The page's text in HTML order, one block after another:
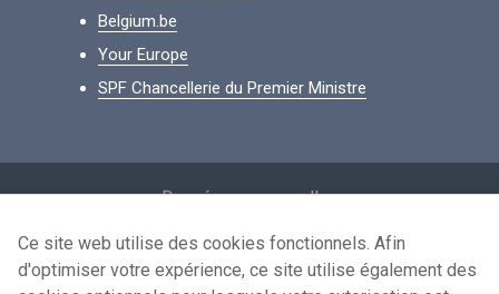
Belgium.be
Your Europe
SPF Chancellerie du Premier Ministre
Données personnelles
Conditions de réutilisation
Contactez-nous
Ce site web utilise des cookies fonctionnels. Afin
d'optimiser votre expérience, ce site utilise également des